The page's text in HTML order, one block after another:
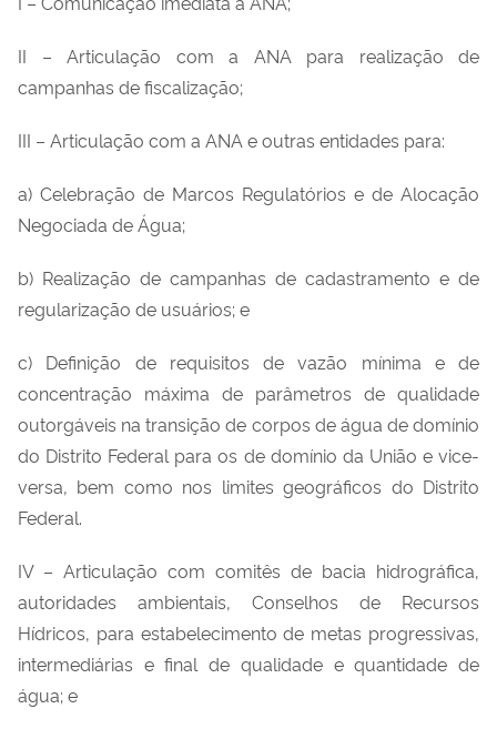
II – Articulação com a ANA para realização de
campanhas de fiscalização;
III – Articulação com a ANA e outras entidades para:
a) Celebração de Marcos Regulatórios e de Alocação
Negociada de Água;
b) Realização de campanhas de cadastramento e de
regularização de usuários; e
c) Definição de requisitos de vazão mínima e de
concentração máxima de parâmetros de qualidade
outorgáveis na transição de corpos de água de domínio
do Distrito Federal para os de domínio da União e vice-
versa, bem como nos limites geográficos do Distrito
Federal.
IV – Articulação com comitês de bacia hidrográfica,
autoridades ambientais, Conselhos de Recursos
Hídricos, para estabelecimento de metas progressivas,
intermediárias e final de qualidade e quantidade de
água; e